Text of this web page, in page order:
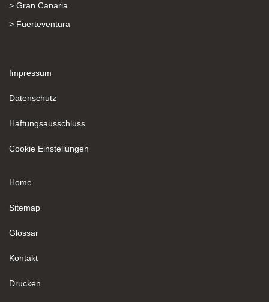
> Gran Canaria
> Fuerteventura
Impressum
Datenschutz
Haftungsausschluss
Cookie Einstellungen
Home
Sitemap
Glossar
Kontakt
Drucken